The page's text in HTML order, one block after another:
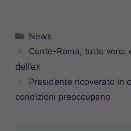
Categorie
News
Conte-Roma, tutto vero:
dell’ex
Presidente ricoverato in
condizioni preoccupano